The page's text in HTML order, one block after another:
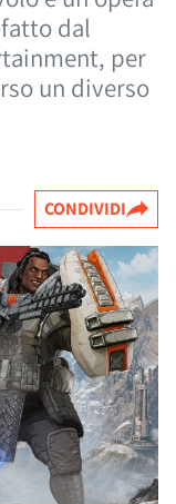
dal
per
un diverso
CONDIVIDI